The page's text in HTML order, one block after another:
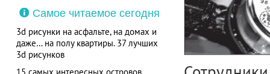
Самое читаемое сегодня
3d рисунки на асфальте, на домах и
даже… на полу квартиры. 37 лучших
3d рисунков